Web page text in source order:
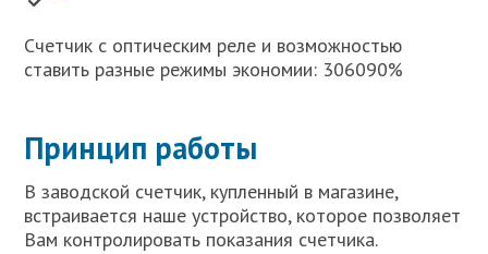
Cчетчик с оптическим реле и возможностью
ставить разные режимы экономии: 306090%
Принцип работы
В заводской счетчик, купленный в магазине,
встраивается наше устройство, которое позволяет
Вам контролировать показания счетчика.